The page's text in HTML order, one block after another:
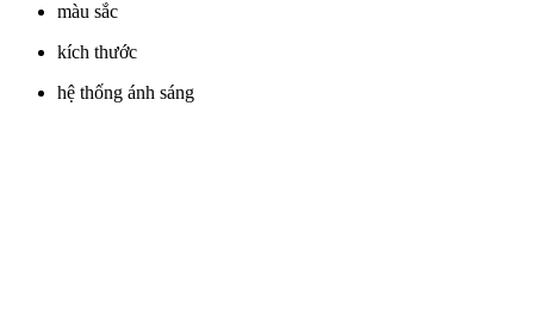
màu sắc
kích thước
hệ thống ánh sáng